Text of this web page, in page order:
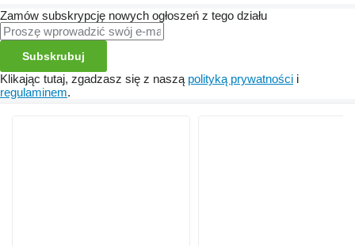
Zamów subskrypcję nowych ogłoszeń z tego działu
Subskrubuj
Klikając tutaj, zgadzasz się z naszą polityką prywatności i
regulaminem.